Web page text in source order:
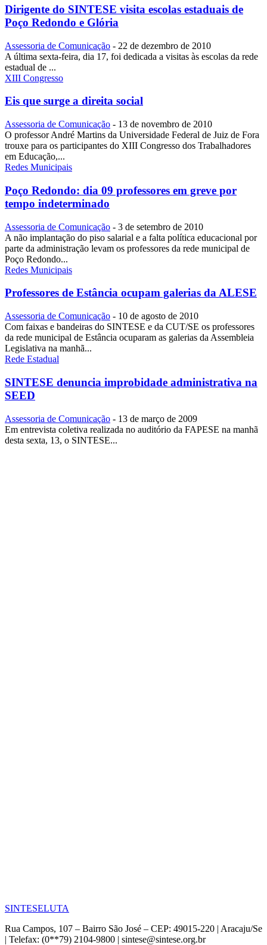
Dirigente do SINTESE visita escolas estaduais de
Poço Redondo e Glória
Assessoria de Comunicação - 22 de dezembro de 2010
A última sexta-feira, dia 17, foi dedicada a visitas às escolas da rede
estadual de ...
XIII Congresso
Eis que surge a direita social
Assessoria de Comunicação - 13 de novembro de 2010
O professor André Martins da Universidade Federal de Juiz de Fora
trouxe para os participantes do XIII Congresso dos Trabalhadores
em Educação,...
Redes Municipais
Poço Redondo: dia 09 professores em greve por
tempo indeterminado
Assessoria de Comunicação - 3 de setembro de 2010
A não implantação do piso salarial e a falta política educacional por
parte da administração levam os professores da rede municipal de
Poço Redondo...
Redes Municipais
Professores de Estância ocupam galerias da ALESE
Assessoria de Comunicação - 10 de agosto de 2010
Com faixas e bandeiras do SINTESE e da CUT/SE os professores
da rede municipal de Estância ocuparam as galerias da Assembleia
Legislativa na manhã...
Rede Estadual
SINTESE denuncia improbidade administrativa na
SEED
Assessoria de Comunicação - 13 de março de 2009
Em entrevista coletiva realizada no auditório da FAPESE na manhã
desta sexta, 13, o SINTESE...
SINTESELUTA
Rua Campos, 107 – Bairro São José – CEP: 49015-220 | Aracaju/Se
| Telefax: (0**79) 2104-9800 | sintese@sintese.org.br